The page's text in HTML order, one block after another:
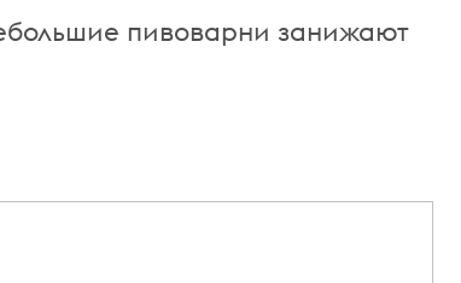
пивоварни занижают